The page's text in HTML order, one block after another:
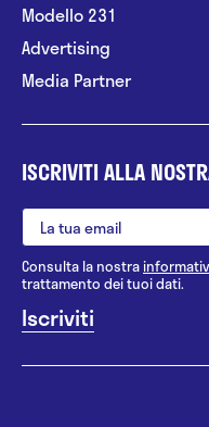
Modello 231
Advertising
Media Partner
ISCRIVITI ALLA
Consulta la nostra
trattamento dei tuoi dati.